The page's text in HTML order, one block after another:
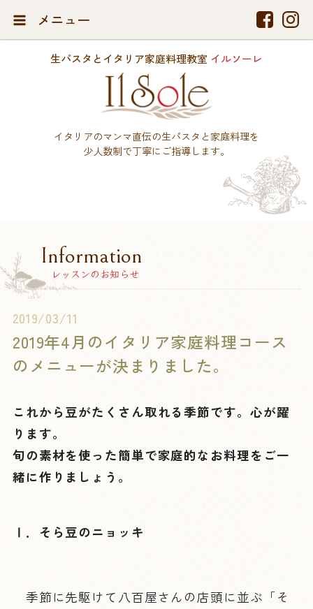
メニュー
生パスタとイタリア家庭料理教室 イルソーレ
イタリアのマンマ直伝の生パスタと家庭料理を
少人数制で丁寧にご指導します。
Information
レッスンのお知らせ
2019/03/11
2019年4月のイタリア家庭料理コース
のメニューが決まりました。
これから豆がたくさん取れる季節です。心が躍
ります。
旬の素材を使った簡単で家庭的なお料理をご一
緒に作りましょう。
Ⅰ．そら豆のニョッキ
季節に先駆けて八百屋さんの店頭に並ぶ「そ